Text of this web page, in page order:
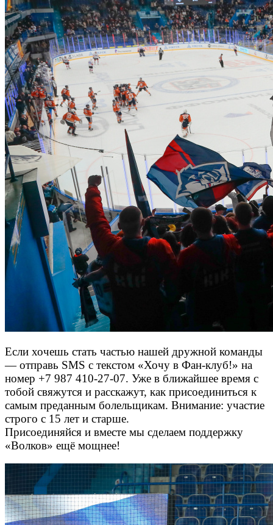
Если хочешь стать частью нашей дружной команды
— отправь SMS с текстом «Хочу в Фан-клуб!» на
номер +7 987 410-27-07. Уже в ближайшее время с
тобой свяжутся и расскажут, как присоединиться к
самым преданным болельщикам. Внимание: участие
строго с 15 лет и старше.
Присоединяйся и вместе мы сделаем поддержку
«Волков» ещё мощнее!